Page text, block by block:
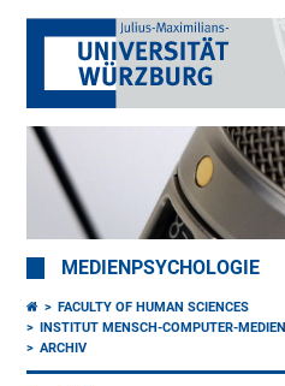
MEDIENPSYCHOLOGIE
FACULTY OF HUMAN SCIENCES
INSTITUT MENSCH-COMPUTER-MEDIEN
ARCHIV